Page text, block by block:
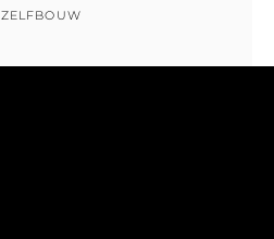
ZELFBOUW